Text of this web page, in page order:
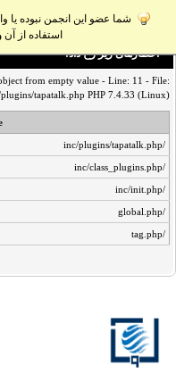
شما عضو این انجمن نبوده یا
استفاده از آن
اخطار‌های زیر رخ داد:
from empty value - Line: 11 - File:
tapatalk.php PHP 7.4.33 (Linux)
/inc/plugins/tapatalk.php
/inc/class_plugins.php
/inc/init.php
/global.php
/tag.php